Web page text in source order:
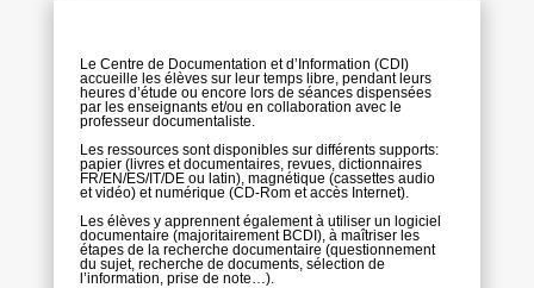
Le Centre de Documentation et d’Information (CDI)
accueille les élèves sur leur temps libre, pendant leurs
heures d’étude ou encore lors de séances dispensées
par les enseignants et/ou en collaboration avec le
professeur documentaliste.
Les ressources sont disponibles sur différents supports:
papier (livres et documentaires, revues, dictionnaires
FR/EN/ES/IT/DE ou latin), magnétique (cassettes audio
et vidéo) et numérique (CD-Rom et accès Internet).
Les élèves y apprennent également à utiliser un logiciel
documentaire (majoritairement BCDI), à maîtriser les
étapes de la recherche documentaire (questionnement
du sujet, recherche de documents, sélection de
l’information, prise de note…).